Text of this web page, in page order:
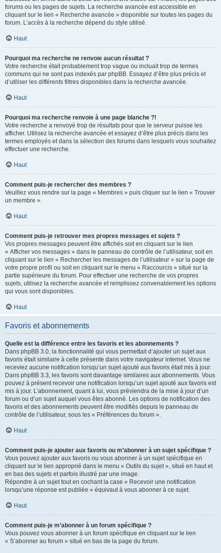
forums ou les pages de sujets. La recherche avancée est accessible en
cliquant sur le lien « Recherche avancée » disponible sur toutes les pages du
forum. L’accès à la recherche dépend du style utilisé.
Haut
Pourquoi ma recherche ne renvoie aucun résultat ?
Votre recherche était probablement trop vague ou incluait trop de termes
communs qui ne sont pas indexés par phpBB. Essayez d’être plus précis et
d’utiliser les différents filtres disponibles dans la recherche avancée.
Haut
Pourquoi ma recherche renvoie à une page blanche ?!
Votre recherche a renvoyé trop de résultats pour que le serveur puisse les
afficher. Utilisez la recherche avancée et essayez d’être plus précis dans les
termes employés et dans la sélection des forums dans lesquels vous souhaitez
effectuer une recherche.
Haut
Comment puis-je rechercher des membres ?
Veuillez vous rendre sur la page « Membres » puis cliquer sur le lien « Trouver
un membre ».
Haut
Comment puis-je retrouver mes propres messages et sujets ?
Vos propres messages peuvent être affichés soit en cliquant sur le lien
« Afficher vos messages » dans le panneau de contrôle de l’utilisateur, soit en
cliquant sur le lien « Rechercher les messages de l’utilisateur » sur la page de
votre propre profil ou soit en cliquant sur le menu « Raccourcis » situé sur la
partie supérieure du forum. Pour effectuer une recherche de vos propres
sujets, utilisez la recherche avancée et remplissez convenablement les options
qui vous sont disponibles.
Haut
Favoris et abonnements
Quelle est la différence entre les favoris et les abonnements ?
Dans phpBB 3.0, la fonctionnalité qui vous permettait d’ajouter un sujet aux
favoris était similaire à celle présente dans votre navigateur internet. Vous ne
receviez aucune notification lorsqu’un sujet ajouté aux favoris était mis à jour.
Dans phpBB 3.3, les favoris sont davantage similaires aux abonnements. Vous
pouvez à présent recevoir une notification lorsqu’un sujet ajouté aux favoris est
mis à jour. L’abonnement, quant à lui, vous préviendra de la mise à jour d’un
forum ou d’un sujet auquel vous êtes abonné. Les options de notification des
favoris et des abonnements peuvent être modifiés depuis le panneau de
contrôle de l’utilisateur, sous les « Préférences du forum ».
Haut
Comment puis-je ajouter aux favoris ou m’abonner à un sujet spécifique ?
Vous pouvez ajouter aux favoris ou vous abonner à un sujet spécifique en
cliquant sur le lien approprié dans le menu « Outils du sujet », situé en haut et
en bas des sujets et parfois illustré par une image.
Répondre à un sujet tout en cochant la case « Recevoir une notification
lorsqu’une réponse est publiée » équivaut à vous abonner à ce sujet.
Haut
Comment puis-je m’abonner à un forum spécifique ?
Vous pouvez vous abonner à un forum spécifique en cliquant sur le lien
« S’abonner au forum » situé en bas de la page du forum.